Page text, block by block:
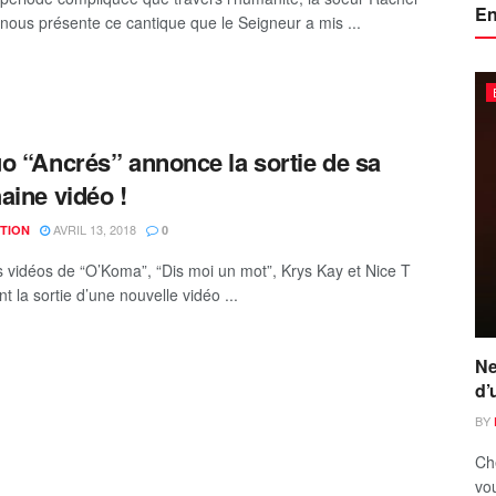
présente ce cantique que le Seigneur a mis ...
“Ancrés” annonce la sortie de sa
vidéo !
AVRIL 13, 2018 0
vidéos de “O’Koma”, “Dis moi un mot”, Krys Kay et Nice T
la sortie d’une nouvelle vidéo ...
BY